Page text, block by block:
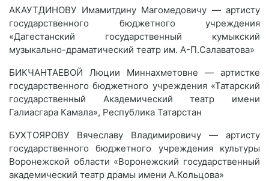
АКАУТДИНОВУ Имамитдину Магомедовичу — артисту
государственного бюджетного учреждения
«Дагестанский государственный кумыкский
музыкально-драматический театр им. А-П.Салаватова»
БИКЧАНТАЕВОЙ Люции Миннахметовне — артистке
государственного бюджетного учреждения «Татарский
государственный Академический театр имени
Галиасгара Камала», Республика Татарстан
БУХТОЯРОВУ Вячеславу Владимировичу — артисту
государственного бюджетного учреждения культуры
Воронежской области «Воронежский государственный
академический театр драмы имени А.Кольцова»